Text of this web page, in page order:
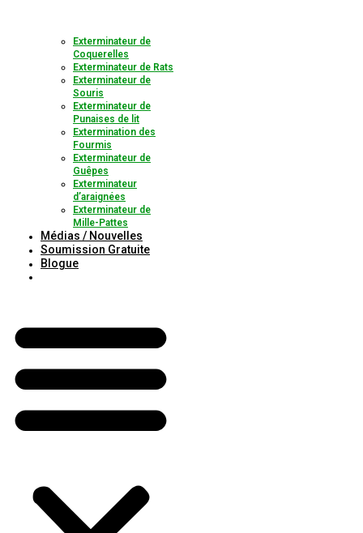
Exterminateur de
Coquerelles
Exterminateur de Rats
Exterminateur de
Souris
Exterminateur de
Punaises de lit
Extermination des
Fourmis
Exterminateur de
Guêpes
Exterminateur
d’araignées
Exterminateur de
Mille-Pattes
Médias / Nouvelles
Soumission Gratuite
Blogue